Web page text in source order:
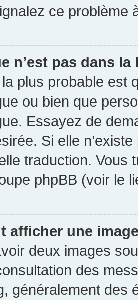
ce problème
n’est pas dans la
plus probable est
ou bien que
Essayez de
Si elle
traduction. Vous
phpBB (voir le
afficher une
deux images
des
généralement des